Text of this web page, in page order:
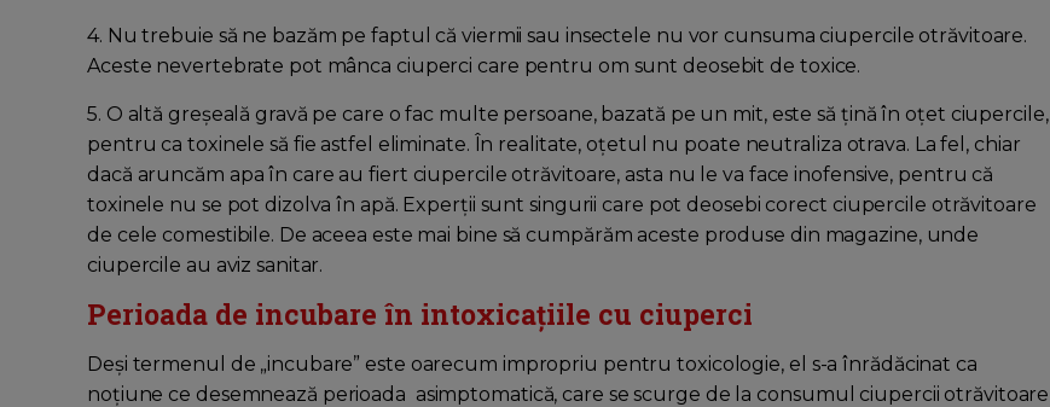
4. Nu trebuie să ne bazăm pe faptul că viermii sau insectele nu vor cunsuma ciupercile otrăvitoare.
Aceste nevertebrate pot mânca ciuperci care pentru om sunt deosebit de toxice.
5. O altă greşeală gravă pe care o fac multe persoane, bazată pe un mit, este să ţină în oţet ciupercile,
pentru ca toxinele să fie astfel eliminate. În realitate, oţetul nu poate neutraliza otrava. La fel, chiar
dacă aruncăm apa în care au fiert ciupercile otrăvitoare, asta nu le va face inofensive, pentru că
toxinele nu se pot dizolva în apă. Experţii sunt singurii care pot deosebi corect ciupercile otrăvitoare
de cele comestibile. De aceea este mai bine să cumpărăm aceste produse din magazine, unde
ciupercile au aviz sanitar.
Perioada de incubare în intoxicaţiile cu ciuperci
Deşi termenul de „incubare” este oarecum impropriu pentru toxicologie, el s-a înrădăcinat ca
noţiune ce desemnează perioada asimptomatică, care se scurge de la consumul ciupercii otrăvitoare